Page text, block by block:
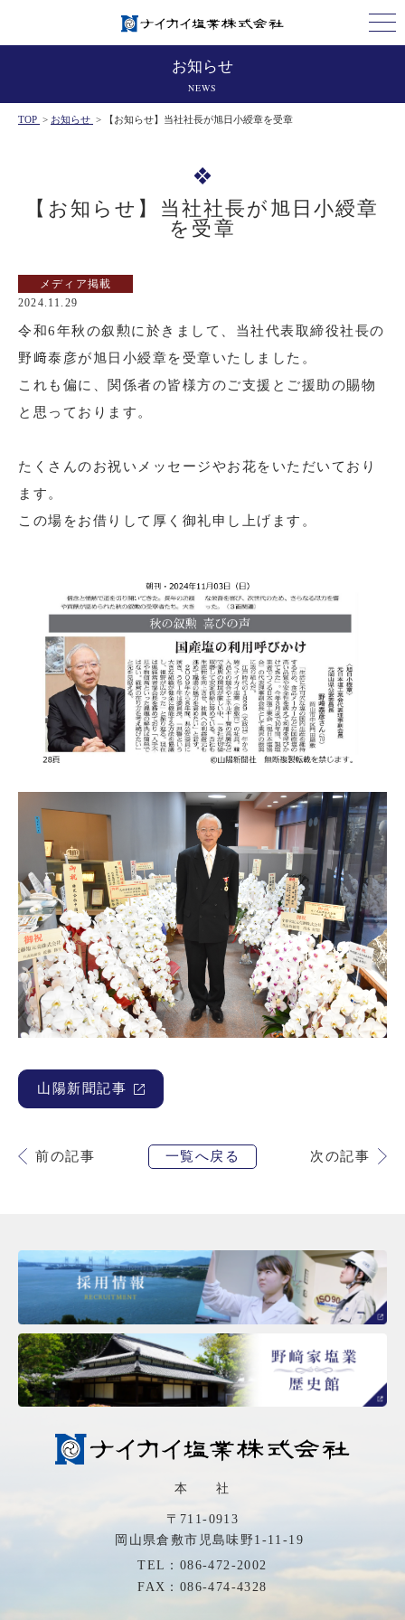
お知らせ
NEWS
TOP > お知らせ > 【お知らせ】当社社長が旭日小綬章を受章
【お知らせ】当社社長が旭日小綬章
を受章
メディア掲載
2024.11.29
令和6年秋の叙勲に於きまして、当社代表取締役社長の
野﨑泰彦が旭日小綬章を受章いたしました。
これも偏に、関係者の皆様方のご支援とご援助の賜物
と思っております。
たくさんのお祝いメッセージやお花をいただいており
ます。
この場をお借りして厚く御礼申し上げます。
山陽新聞記事
前の記事 一覧へ戻る 次の記事
本 社
〒711-0913
岡山県倉敷市児島味野1-11-19
TEL：086-472-2002
FAX：086-474-4328